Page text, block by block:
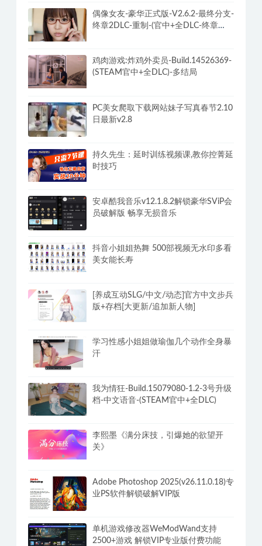
偶像女友-豪华正式版-V2.6.2-最终分支-
终章2DLC-重制-(官中+全DLC-终章
鸡肉游戏:炸鸡外卖员-Build.14526369-
(STEAM官中+全DLC)-多结局
PC美女爬取下载网站妹子写真春节2.10
日最新v2.8
持久先生：延时训练视频课,教你控菁延
时技巧
安卓酷我音乐v12.1.8.2解锁豪华SViP会
员破解版 畅享无损音乐
抖音小姐姐热舞 500部视频无水印多看
美女能长寿
[养成互动SLG/中文/动态]官方中文步兵
版+存档[大更新/追加新人物]
学习性感小姐姐做瑜伽几个动作全身暴
汗
我为情狂-Build.15079080-1.2-3号升级
档-中文语音-(STEAM官中+全DLC)
李熙墨《满分床技，引爆她的欲望开
关》
Adobe Photoshop 2025(v26.11.0.18)专
业PS软件解锁破解VIP版
单机游戏修改器WeModWand支持
2500+游戏 解锁VIP专业版付费功能